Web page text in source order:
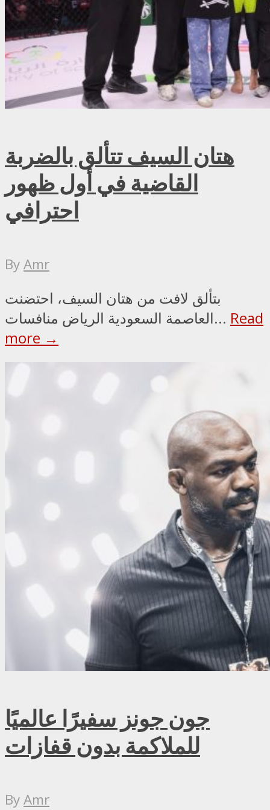
هتان السيف تتألق بالضربة
القاضية في أول ظهور
احترافي
ByAmr
بتألق لافت من هتان السيف، احتضنت
العاصمة السعودية الرياض منافسات... Read
more →
جون جونز سفيرًا عالميًا
للملاكمة بدون قفازات
ByAmr